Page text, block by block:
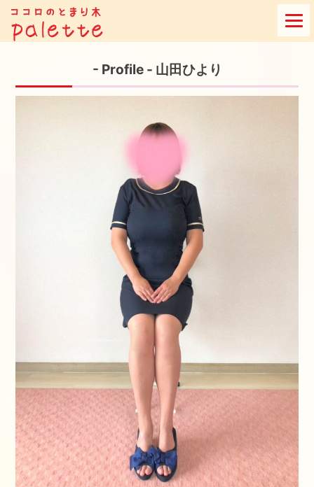
Skip
content
- Profile - 山田ひより